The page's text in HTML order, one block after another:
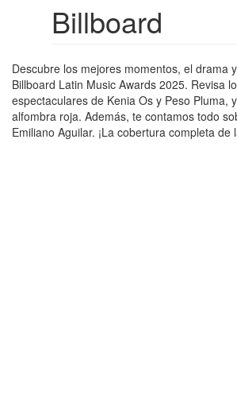
Billboard
Descubre los mejores momentos, el drama
Billboard Latin Music Awards 2025. Revisa
espectaculares de Kenia Os y Peso Pluma,
alfombra roja. Además, te contamos todo
Emiliano Aguilar. ¡La cobertura completa de